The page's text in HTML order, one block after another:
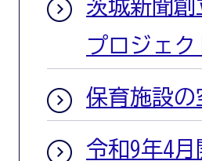
茨城新聞創
プロジェク
保育施設の
令和9年4